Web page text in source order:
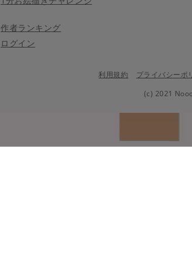
作者ランキング
ログイン
利用規約 プライバシーポ
(c) 2021